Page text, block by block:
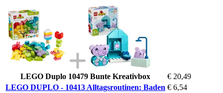
LEGO Duplo 10479 Bunte Kreativbox
€ 20,49
LEGO DUPLO - 10413 Alltagsroutinen: Baden € 6,54